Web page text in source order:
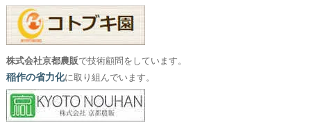
株式会社京都農販で技術顧問をしています。
稲作の省力化に取り組んでいます。